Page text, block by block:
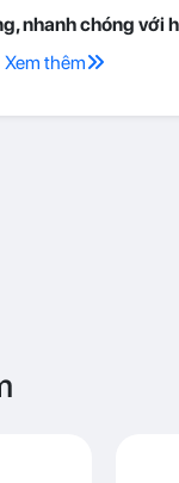
nhanh chóng với
Xem thêm